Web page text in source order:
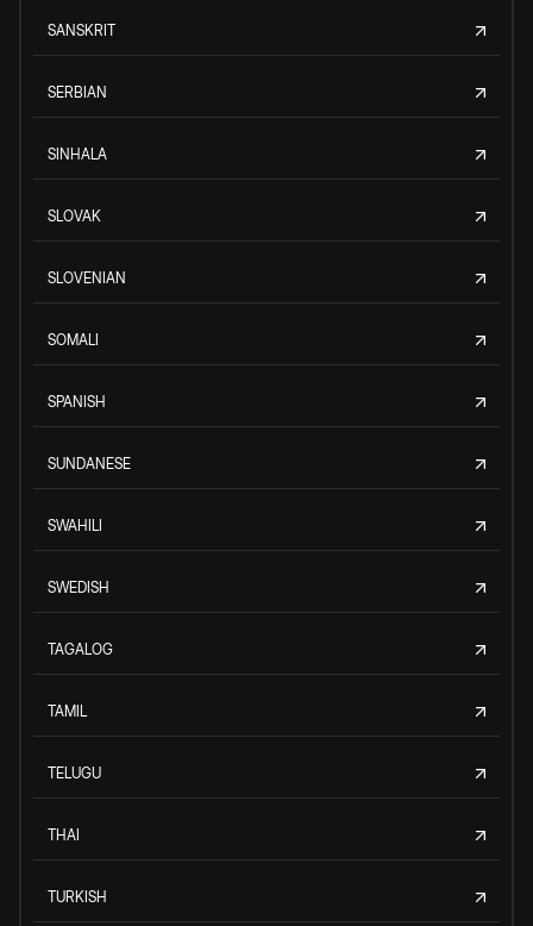
SANSKRIT
SERBIAN
SINHALA
SLOVAK
SLOVENIAN
SOMALI
SPANISH
SUNDANESE
SWAHILI
SWEDISH
TAGALOG
TAMIL
TELUGU
THAI
TURKISH